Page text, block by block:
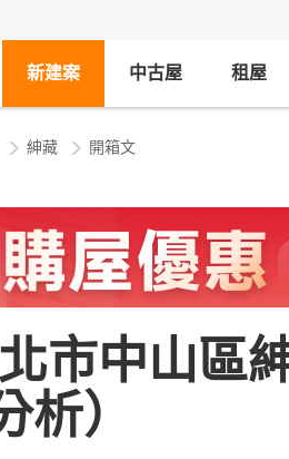
新建案 中古屋 租屋
紳藏 開箱文
市中山區
析）